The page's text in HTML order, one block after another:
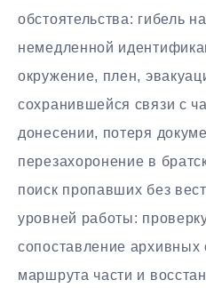
обстоятельства: гибель
немедленной
окружение, плен,
сохранившейся связи с
донесении, потеря
перезахоронение в
поиск пропавших без
уровней работы:
сопоставление архивных
маршрута части и